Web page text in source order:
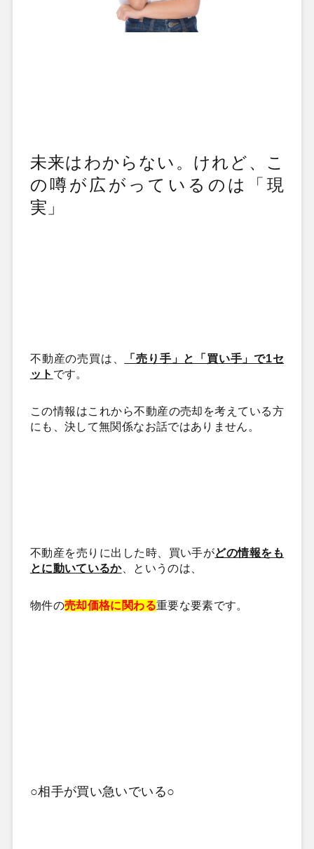
未来はわからない。けれど、こ
の噂が広がっているのは「現
実」
不動産の売買は、
「売り手」と「買い手」で1セ
ット です。
この情報はこれから不動産の売却を考えている方
にも、決して無関係なお話ではありません。
不動産を売りに出した時、買い手がどの情報をも
とに動いているか、 というのは、
物件の売却価格に関わる重要な要素です。
○相手が買い急いでいる○